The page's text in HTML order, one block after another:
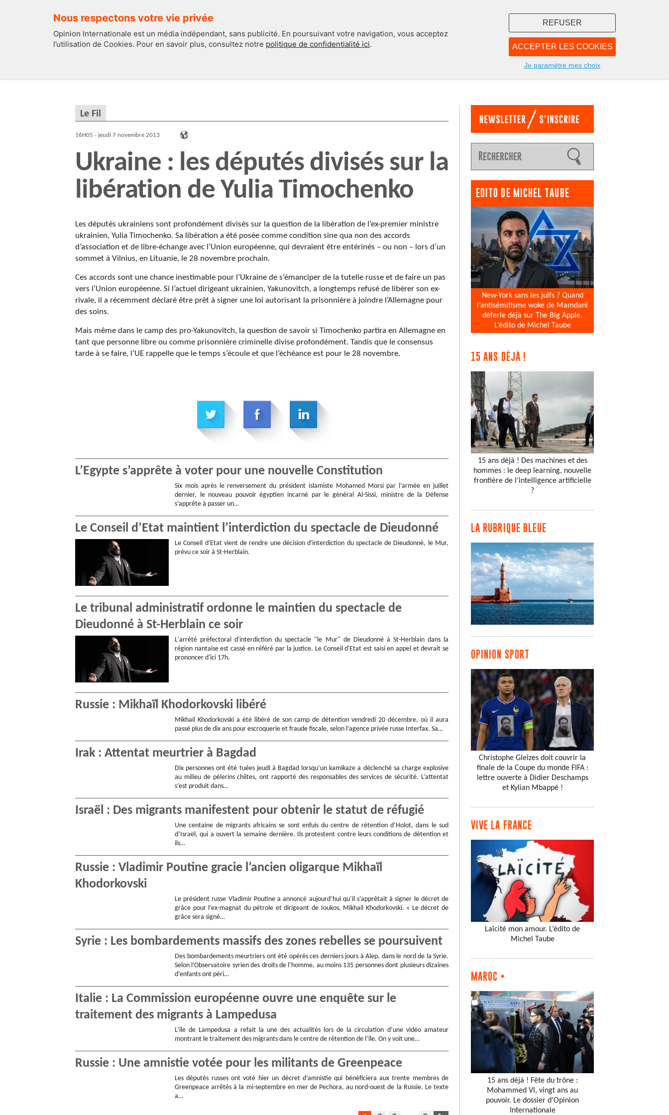
Nous respectons votre vie privée
Opinion Internationale est un média indépendant, sans publicité. En poursuivant votre navigation, vous acceptez
l’utilisation de Cookies. Pour en savoir plus, consultez notre politique de confidentialité ici. ACCEPTER LES COOKIES
REFUSER
Je paramètre mes choix
NOUS
Le Fil
16H05 - jeudi 7 novembre 2013
Ukraine : les députés divisés sur la
libération de Yulia Timochenko
Les députés ukrainiens sont profondément divisés sur la question de la libération de l’ex-premier ministre
ukrainien, Yulia Timochenko. Sa libération a été posée comme condition sine qua non des accords
d’association et de libre-échange avec l’Union européenne, qui devraient être entérinés – ou non – lors d’un
sommet à Vilnius, en Lituanie, le 28 novembre prochain.
Ces accords sont une chance inestimable pour l’Ukraine de s’émanciper de la tutelle russe et de faire un pas
vers l’Union européenne. Si l’actuel dirigeant ukrainien, Yakunovitch, a longtemps refusé de libérer son ex-
rivale, il a récemment déclaré être prêt à signer une loi autorisant la prisonnière à joindre l’Allemagne pour
des soins.
Mais même dans le camp des pro-Yakunovitch, la question de savoir si Timochenko partira en Allemagne en
tant que personne libre ou comme prisonnière criminelle divise profondément. Tandis que le consensus
tarde à se faire, l’UE rappelle que le temps s’écoule et que l’échéance est pour le 28 novembre.
L’Egypte s’apprête à voter pour une nouvelle Constitution
Six mois après le renversement du président islamiste Mohamed Morsi par l’armée en juillet
dernier, le nouveau pouvoir égyptien incarné par le général Al-Sissi, ministre de la Défense
s’apprête à passer un…
Le Conseil d’Etat maintient l’interdiction du spectacle de Dieudonné
Le Conseil d'Etat vient de rendre une décision d'interdiction du spectacle de Dieudonné, le Mur,
prévu ce soir à St-Herblain.
Le tribunal administratif ordonne le maintien du spectacle de
Dieudonné à St-Herblain ce soir
L'arrêté préfectoral d'interdiction du spectacle "le Mur" de Dieudonné à St-Herblain dans la
région nantaise est cassé en référé par la justice. Le Conseil d'Etat est saisi en appel et devrait se
prononcer d'ici 17h.
Russie : Mikhaïl Khodorkovski libéré
Mikhaïl Khodorkovski a été libéré de son camp de détention vendredi 20 décembre, où il aura
passé plus de dix ans pour escroquerie et fraude fiscale, selon l’agence privée russe Interfax. Sa…
Irak : Attentat meurtrier à Bagdad
Dix personnes ont été tuées jeudi à Bagdad lorsqu’un kamikaze a déclenché sa charge explosive
au milieu de pèlerins chiites, ont rapporté des responsables des services de sécurité. L’attentat
s’est produit dans…
Israël : Des migrants manifestent pour obtenir le statut de réfugié
Une centaine de migrants africains se sont enfuis du centre de rétention d’Holot, dans le sud
d’Israël, qui a ouvert la semaine dernière. Ils protestent contre leurs conditions de détention et
ils…
Russie : Vladimir Poutine gracie l’ancien oligarque Mikhaïl
Khodorkovski
Le président russe Vladimir Poutine a annoncé aujourd’hui qu’il s’apprêtait à signer le décret de
grâce pour l’ex-magnat du pétrole et dirigeant de Ioukos, Mikhaïl Khodorkovski. « Le décret de
grâce sera signé…
Syrie : Les bombardements massifs des zones rebelles se poursuivent
Des bombardements meurtriers ont été opérés ces derniers jours à Alep, dans le nord de la Syrie.
Selon l’Observatoire syrien des droits de l’homme, au moins 135 personnes dont plusieurs dizaines
d’enfants ont péri…
Italie : La Commission européenne ouvre une enquête sur le
traitement des migrants à Lampedusa
L’île de Lampedusa a refait la une des actualités lors de la circulation d’une vidéo amateur
montrant le traitement des migrants dans le centre de rétention de l’île. On y voit une…
Russie : Une amnistie votée pour les militants de Greenpeace
Les députés russes ont voté hier un décret d’amnistie qui bénéficiera aux trente membres de
Greenpeace arrêtés à la mi-septembre en mer de Pechora, au nord-ouest de la Russie. Le texte
a…
EDITO DE MICHEL TAUBE
New-York sans les juifs ? Quand
l’antisémitisme woke de Mamdani
déferle déjà sur The Big Apple.
L’édito de Michel Taube
15 ANS DÉJÀ !
15 ans déjà ! Des machines et des
hommes : le deep learning, nouvelle
frontière de l’intelligence artificielle
?
LA RUBRIQUE BLEUE
OPINION SPORT
Christophe Gleizes doit couvrir la
finale de la Coupe du monde FIFA :
lettre ouverte à Didier Deschamps
et Kylian Mbappé !
VIVE LA FRANCE
Laïcité mon amour. L’édito de
Michel Taube
MAROC +
15 ans déjà ! Fête du trône :
Mohammed VI, vingt ans au
pouvoir. Le dossier d'Opinion
Internationale